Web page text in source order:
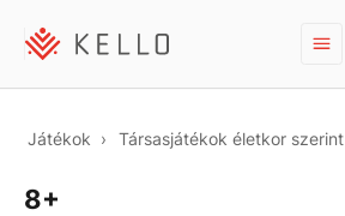
Játékok Társasjátékok életkor szerint
8+